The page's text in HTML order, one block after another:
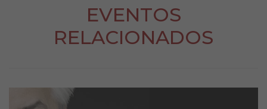
EVENTOS
RELACIONADOS